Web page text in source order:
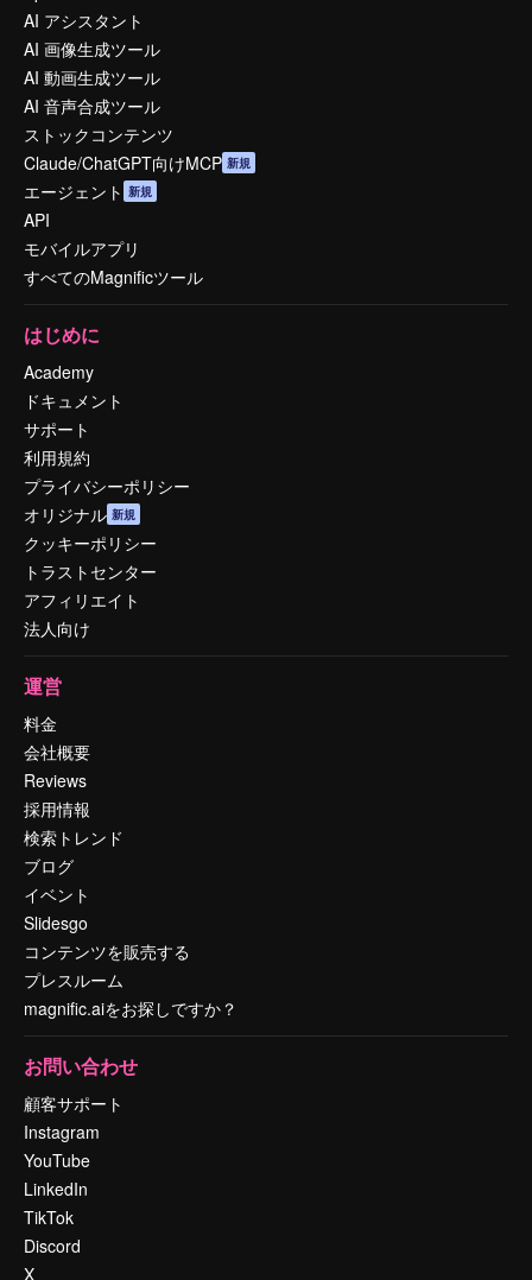
AI アシスタント
AI 画像生成ツール
AI 動画生成ツール
AI 音声合成ツール
ストックコンテンツ
Claude/ChatGPT向けMCP 新規
エージェント 新規
API
モバイルアプリ
すべてのMagnificツール
はじめに
Academy
ドキュメント
サポート
利用規約
プライバシーポリシー
オリジナル 新規
クッキーポリシー
トラストセンター
アフィリエイト
法人向け
運営
料金
会社概要
Reviews
採用情報
検索トレンド
ブログ
イベント
Slidesgo
コンテンツを販売する
プレスルーム
magnific.aiをお探しですか？
お問い合わせ
顧客サポート
Instagram
YouTube
LinkedIn
TikTok
Discord
X